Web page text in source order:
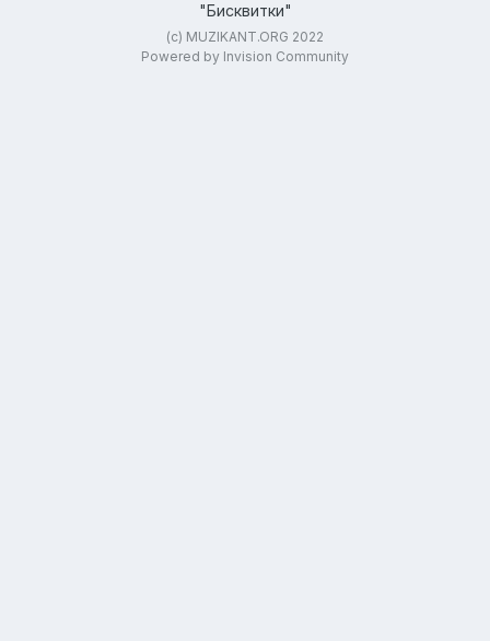
"Бисквитки"
(c) MUZIKANT.ORG 2022
Powered by Invision Community